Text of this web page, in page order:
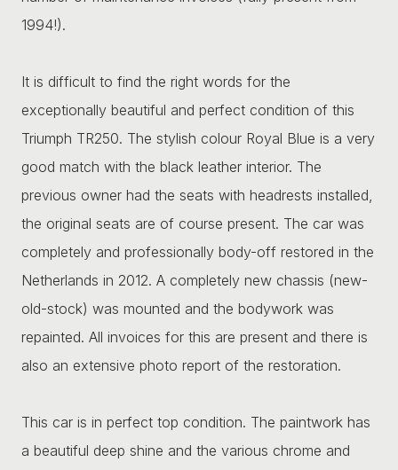
1994!).
It is difficult to find the right words for the
exceptionally beautiful and perfect condition of this
Triumph TR250. The stylish colour Royal Blue is a very
good match with the black leather interior. The
previous owner had the seats with headrests installed,
the original seats are of course present. The car was
completely and professionally body-off restored in the
Netherlands in 2012. A completely new chassis (new-
old-stock) was mounted and the bodywork was
repainted. All invoices for this are present and there is
also an extensive photo report of the restoration.
This car is in perfect top condition. The paintwork has
a beautiful deep shine and the various chrome and